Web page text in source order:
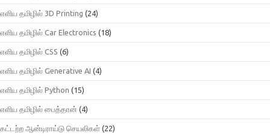
எளிய தமிழில் 3D Printing (24)
எளிய தமிழில் Car Electronics (18)
எளிய தமிழில் CSS (6)
எளிய தமிழில் Generative AI (4)
எளிய தமிழில் Python (15)
எளிய தமிழில் பைத்தான் (4)
கட்டற்ற ஆன்டிராய்டு செயலிகள் (22)